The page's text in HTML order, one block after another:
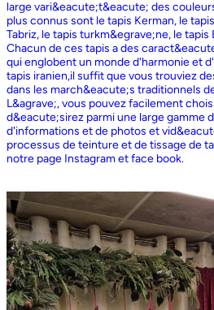
large vari&eacute;t&eacute; des
plus connus sont le tapis Kerman, le
Tabriz, le tapis turkm&egrave;ne, le tapis
Chacun de ces tapis a des
qui englobent un monde d'harmonie et
tapis iranien,il suffit que vous trouviez
dans les march&eacute;s traditionnels
L&agrave;, vous pouvez facilement
d&eacute;sirez parmi une large gamme
d'informations et de photos et
processus de teinture et de tissage de
notre page Instagram et face book.